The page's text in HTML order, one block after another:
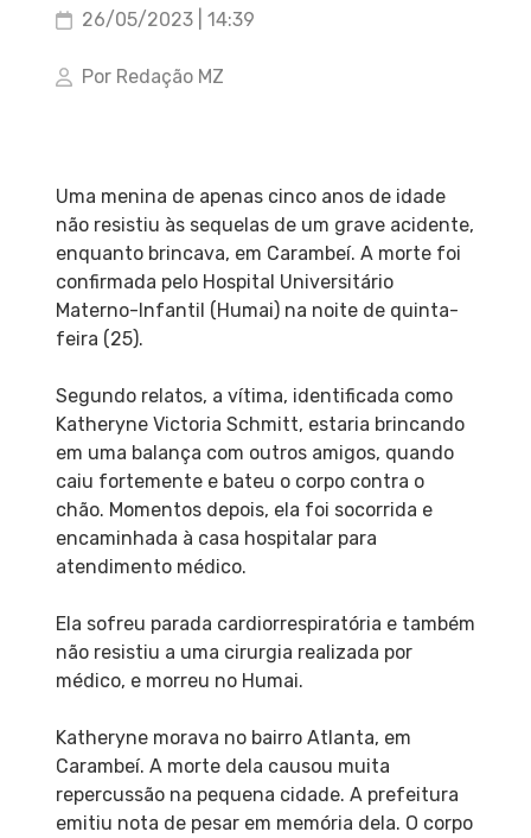
26/05/2023 | 14:39
Por Redação MZ
Uma menina de apenas cinco anos de idade
não resistiu às sequelas de um grave acidente,
enquanto brincava, em Carambeí. A morte foi
confirmada pelo Hospital Universitário
Materno-Infantil (Humai) na noite de quinta-
feira (25).
Segundo relatos, a vítima, identificada como
Katheryne Victoria Schmitt, estaria brincando
em uma balança com outros amigos, quando
caiu fortemente e bateu o corpo contra o
chão. Momentos depois, ela foi socorrida e
encaminhada à casa hospitalar para
atendimento médico.
Ela sofreu parada cardiorrespiratória e também
não resistiu a uma cirurgia realizada por
médico, e morreu no Humai.
Katheryne morava no bairro Atlanta, em
Carambeí. A morte dela causou muita
repercussão na pequena cidade. A prefeitura
emitiu nota de pesar em memória dela. O corpo